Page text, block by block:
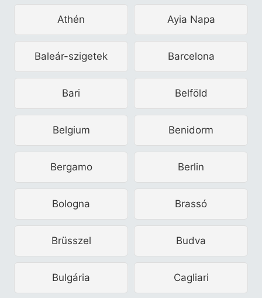
Athén Ayia Napa
Baleár-szigetek Barcelona
Bari Belföld
Belgium Benidorm
Bergamo Berlin
Bologna Brassó
Brüsszel Budva
Bulgária Cagliari